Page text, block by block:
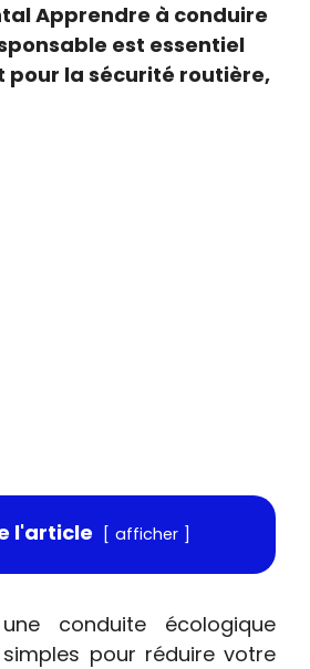
Apprendre à conduire
est essentiel
pour la sécurité routière,
l'article afficher
conduite écologique
pour réduire votre